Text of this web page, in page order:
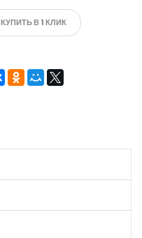
КУПИТЬ В 1 КЛИК